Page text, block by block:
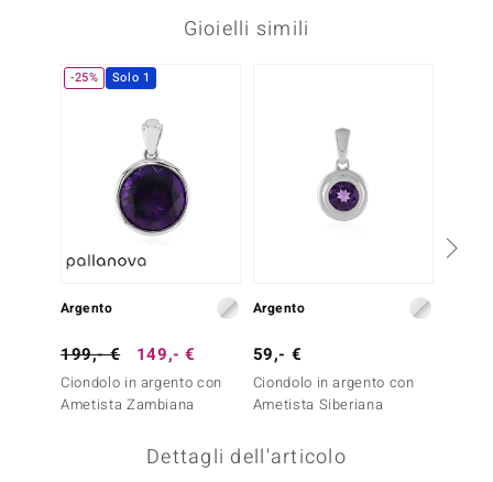
by de Melo
Gioielli simili
-25% Solo 1
Argento
199,- € 149,- €
Ciondolo in argento con
Ametista Zambiana
Argento
59,- €
Ciondolo in argento con
Ametista Siberiana
Dettagli dell'articolo